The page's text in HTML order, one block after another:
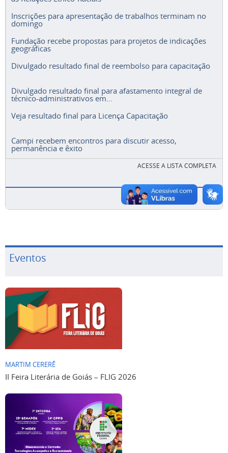
Inscrições para apresentação de trabalhos terminam no
domingo
Fundação recebe propostas para projetos de indicações
geográficas
Divulgado resultado final de reembolso para capacitação
Divulgado resultado final para afastamento integral de
técnico-administrativos em...
Veja resultado final para Licença Capacitação
Campi recebem encontros para discutir acesso,
permanência e êxito
ACESSE A LISTA COMPLETA
Eventos
MARTIM CERERÊ
II Feira Literária de Goiás – FLIG 2026